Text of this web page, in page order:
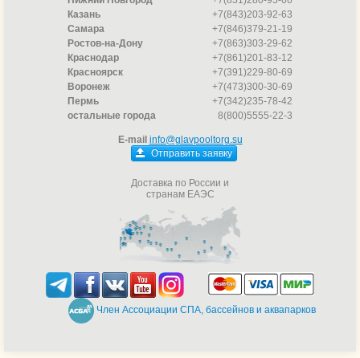
Казань
+7(843)203-92-63
Самара
+7(846)379-21-19
Ростов-на-Дону
+7(863)303-29-62
Краснодар
+7(861)201-83-12
Красноярск
+7(391)229-80-69
Воронеж
+7(473)300-30-69
Пермь
+7(342)235-78-42
остальные города
8(800)5555-22-3
E-mail info@glavpooltorg.su
Отправить заявку
Доставка по России и
странам ЕАЭС
Член Ассоциации СПА, бассейнов и аквапарков